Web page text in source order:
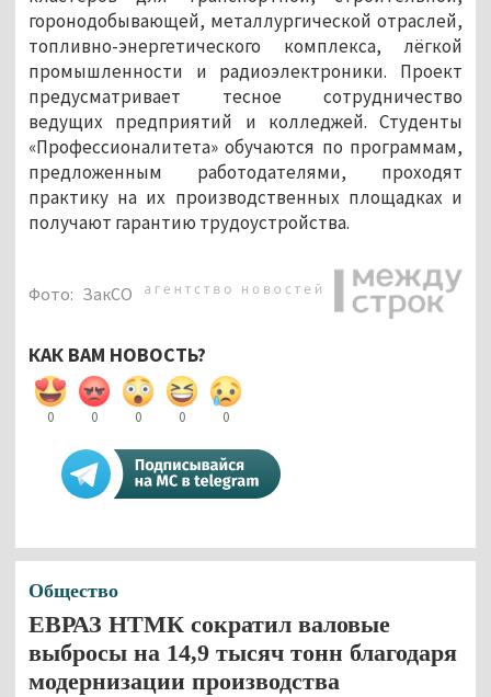
горонодобывающей, металлургической отраслей,
топливно-энергетического комплекса, лёгкой
промышленности и радиоэлектроники. Проект
предусматривает тесное сотрудничество
ведущих предприятий и колледжей. Студенты
«Профессионалитета» обучаются по программам,
предложенным работодателями, проходят
практику на их производственных площадках и
получают гарантию трудоустройства.
Фото: ЗакСО
КАК ВАМ НОВОСТЬ?
0 0 0 0 0
Общество
ЕВРАЗ НТМК сократил валовые
выбросы на 14,9 тысяч тонн благодаря
модернизации производства